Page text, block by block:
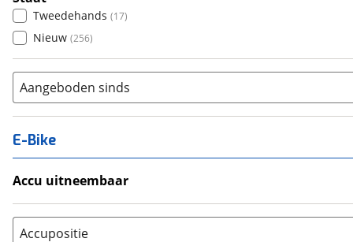
Tweedehands (17)
Nieuw (256)
Aangeboden sinds
E-Bike
Accu uitneembaar
Nee, vast (7)
Accupositie